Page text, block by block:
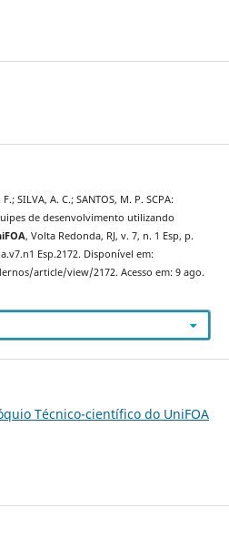
SILVA, A. C.; SANTOS, M. P. SCPA:
de desenvolvimento utilizando
, Volta Redonda, RJ, v. 7, n. 1 Esp, p.
Esp.2172. Disponível em:
article/view/2172. Acesso em: 9 ago.
Técnico-científico do UniFOA